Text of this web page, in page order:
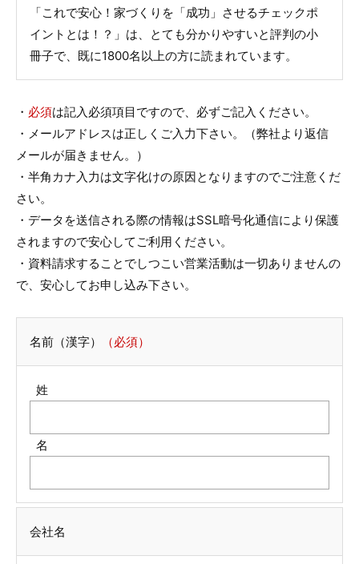
「これで安心！家づくりを「成功」させるチェックポ
イントとは！？」は、とても分かりやすいと評判の小
冊子で、既に1800名以上の方に読まれています。
・ 必須は記入必須項目ですので、必ずご記入ください。
・メールアドレスは正しくご入力下さい。（弊社より返信
メールが届きません。）
・半角カナ入力は文字化けの原因となりますのでご注意くだ
さい。
・データを送信される際の情報はSSL暗号化通信により保護
されますので安心してご利用ください。
・資料請求することでしつこい営業活動は一切ありませんの
で、安心してお申し込み下さい。
名前（漢字） （必須）
姓
名
会社名